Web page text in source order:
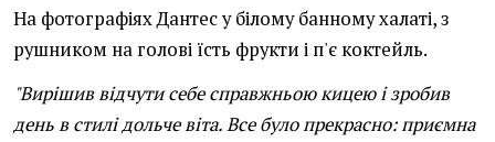
На фотографіях Дантес у білому банному халаті, з
рушником на голові їсть фрукти і п'є коктейль.
"Вирішив відчути себе справжньою кицею і зробив
день в стилі дольче віта. Все було прекрасно: приємна